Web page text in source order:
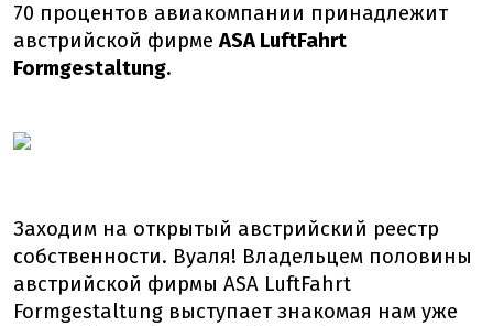
70 процентов авиакомпании принадлежит
австрийской фирме ASA LuftFahrt
Formgestaltung.
Заходим на открытый австрийский реестр
собственности. Вуаля! Владельцем половины
австрийской фирмы ASA LuftFahrt
Formgestaltung выступает знакомая нам уже